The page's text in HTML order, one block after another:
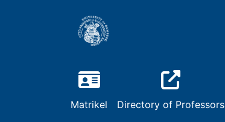
Matrikel Directory of Professors